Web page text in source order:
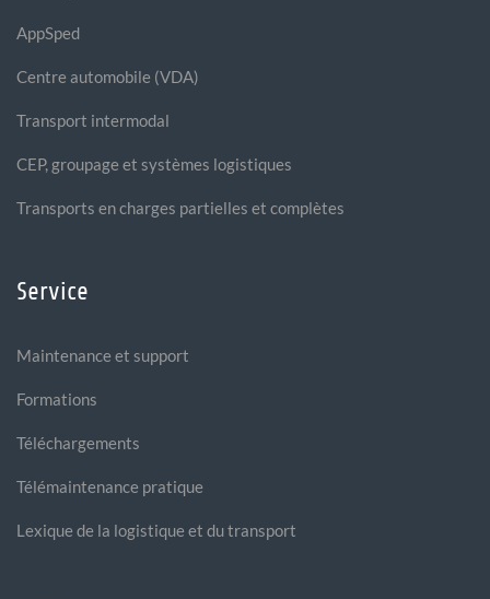
AppSped
Centre automobile (VDA)
Transport intermodal
CEP, groupage et systèmes logistiques
Transports en charges partielles et complètes
Service
Maintenance et support
Formations
Téléchargements
Télémaintenance pratique
Lexique de la logistique et du transport